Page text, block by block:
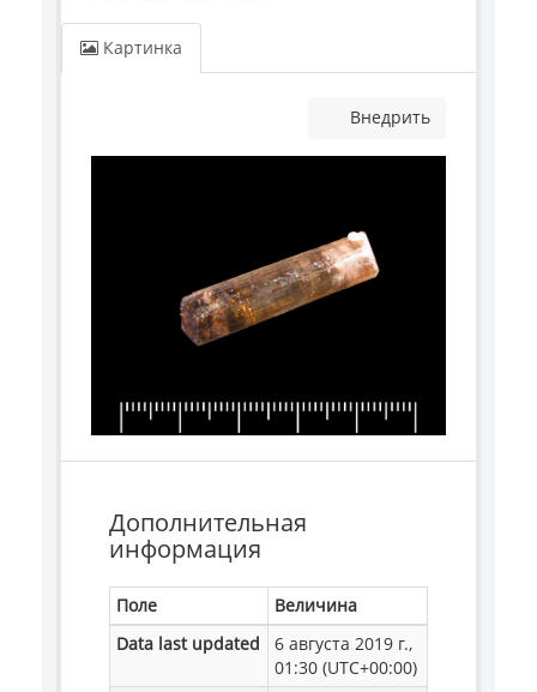
Картинка
Внедрить
Дополнительная
информация
Поле
Величина
Data last updated
6 августа 2019 г.,
01:30 (UTC+00:00)